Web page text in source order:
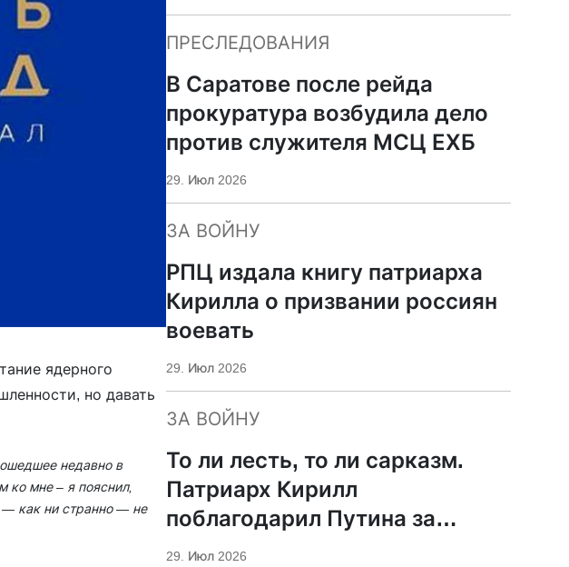
ядерного
но давать
недавно в
ко мне – я пояснил,
— как ни странно — не
ПРЕСЛЕДОВАНИЯ
В Саратове после рейда
прокуратура возбудила дело
против служителя МСЦ ЕХБ
29. Июл 2026
ЗА ВОЙНУ
РПЦ издала книгу патриарха
Кирилла о призвании россиян
воевать
29. Июл 2026
ЗА ВОЙНУ
То ли лесть, то ли сарказм.
Патриарх Кирилл
поблагодарил Путина за
защиту суверенитета и
29. Июл 2026